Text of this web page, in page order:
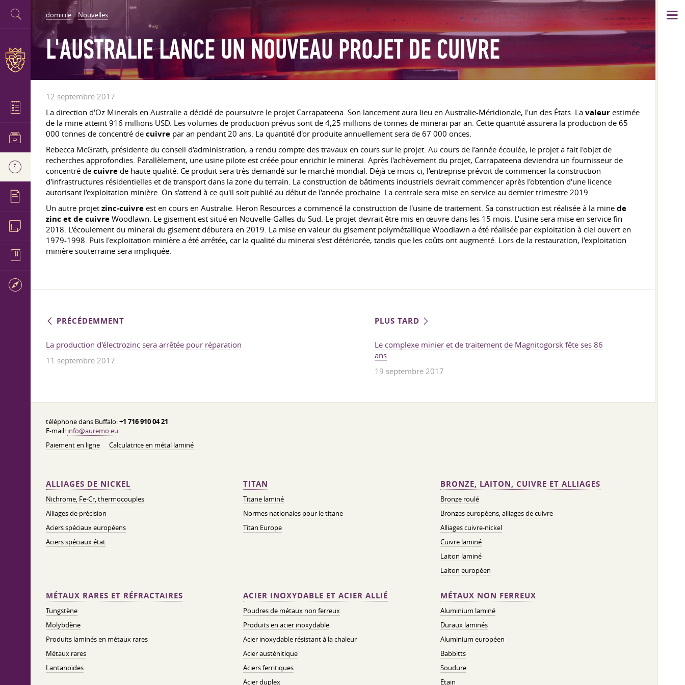
domicile Nouvelles
L'AUSTRALIE LANCE UN NOUVEAU PROJET DE CUIVRE
12 septembre 2017
La direction d'Oz Minerals en Australie a décidé de poursuivre le projet Carrapateena. Son lancement aura lieu en Australie-Méridionale, l'un des États. La valeur estimée
de la mine atteint 916 millions USD. Les volumes de production prévus sont de 4,25 millions de tonnes de minerai par an. Cette quantité assurera la production de 65
000 tonnes de concentré de cuivre par an pendant 20 ans. La quantité d'or produite annuellement sera de 67 000 onces.
Rebecca McGrath, présidente du conseil d'administration, a rendu compte des travaux en cours sur le projet. Au cours de l'année écoulée, le projet a fait l'objet de
recherches approfondies. Parallèlement, une usine pilote est créée pour enrichir le minerai. Après l'achèvement du projet, Carrapateena deviendra un fournisseur de
concentré de cuivre de haute qualité. Ce produit sera très demandé sur le marché mondial. Déjà ce mois-ci, l'entreprise prévoit de commencer la construction
d'infrastructures résidentielles et de transport dans la zone du terrain. La construction de bâtiments industriels devrait commencer après l'obtention d'une licence
autorisant l'exploitation minière. On s'attend à ce qu'il soit publié au début de l'année prochaine. La centrale sera mise en service au dernier trimestre 2019.
Un autre projet zinc-cuivre est en cours en Australie. Heron Resources a commencé la construction de l'usine de traitement. Sa construction est réalisée à la mine de
zinc et de cuivre Woodlawn. Le gisement est situé en Nouvelle-Galles du Sud. Le projet devrait être mis en œuvre dans les 15 mois. L'usine sera mise en service fin
2018. L'écoulement du minerai du gisement débutera en 2019. La mise en valeur du gisement polymétallique Woodlawn a été réalisée par exploitation à ciel ouvert en
1979-1998. Puis l'exploitation minière a été arrêtée, car la qualité du minerai s'est détériorée, tandis que les coûts ont augmenté. Lors de la restauration, l'exploitation
minière souterraine sera impliquée.
PRÉCÉDEMMENT
La production d'électrozinc sera arrêtée pour réparation
11 septembre 2017
PLUS TARD
Le complexe minier et de traitement de Magnitogorsk fête ses 86
ans
19 septembre 2017
téléphone dans Buffalo:+1 716 910 04 21
E-mail: info@auremo.eu
Paiement en ligne
Calculatrice en métal laminé
ALLIAGES DE NICKEL
Nichrome, Fe-Cr, thermocouples
Alliages de précision
Aciers spéciaux européens
Aciers spéciaux état
TITAN
Titane laminé
Normes nationales pour le titane
Titan Europe
BRONZE, LAITON, CUIVRE ET ALLIAGES
Bronze roulé
Bronzes européens, alliages de cuivre
Alliages cuivre-nickel
Cuivre laminé
Laiton laminé
Laiton européen
MÉTAUX RARES ET RÉFRACTAIRES
Tungstène
Molybdène
Produits laminés en métaux rares
Métaux rares
Lantanoïdes
ACIER INOXYDABLE ET ACIER ALLIÉ
Poudres de métaux non ferreux
Produits en acier inoxydable
Acier inoxydable résistant à la chaleur
Acier austénitique
Aciers ferritiques
Acier duplex
MÉTAUX NON FERREUX
Aluminium laminé
Duraux laminés
Aluminium européen
Babbitts
Soudure
Etain